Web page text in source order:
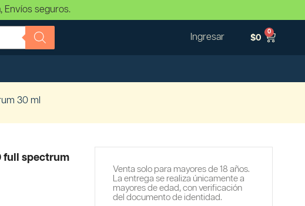
Envíos seguros.
Ingresar $0
0
30 ml
full spectrum
Venta solo para mayores de 18 años.
La entrega se realiza únicamente a
mayores de edad, con verificación
del documento de identidad.